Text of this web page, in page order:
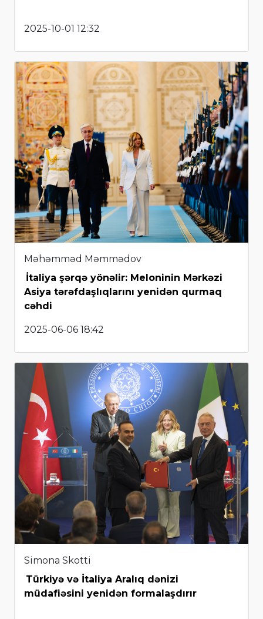
2025-10-01 12:32
Məhəmməd Məmmədov
İtaliya şərqə yönəlir: Meloninin Mərkəzi
Asiya tərəfdaşlıqlarını yenidən qurmaq
cəhdi
2025-06-06 18:42
Simona Skotti
Türkiyə və İtaliya Aralıq dənizi
müdafiəsini yenidən formalaşdırır